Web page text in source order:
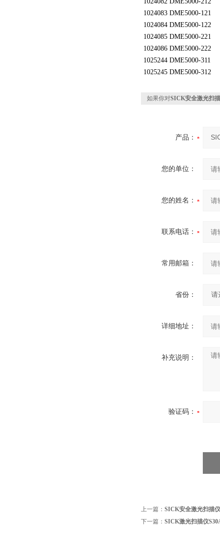
1024083 DME5000-121
1024084 DME5000-122
1024085 DME5000-221
1024086 DME5000-222
1025244 DME5000-311
1025245 DME5000-312
如果你对SICK安全激光扫
产品：
您的单位：
您的姓名：
联系电话：
常用邮箱：
省份：
详细地址：
补充说明：
验证码：
上一篇： SICK安全激光扫描
下一篇： SICK激光扫描仪